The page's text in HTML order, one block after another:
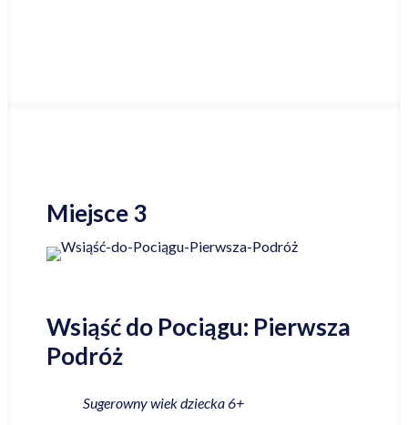
Miejsce 3
Wsiąść do Pociągu: Pierwsza
Podróż
Sugerowny wiek dziecka 6+